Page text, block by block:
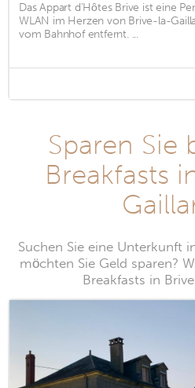
Das Appart d'Hôtes Brive ist eine
WLAN im Herzen von Brive-la-
vom Bahnhof entfernt. ...
Sparen Sie
Breakfasts
Suchen Sie eine Unterkunft
möchten Sie Geld sparen?
Breakfasts in